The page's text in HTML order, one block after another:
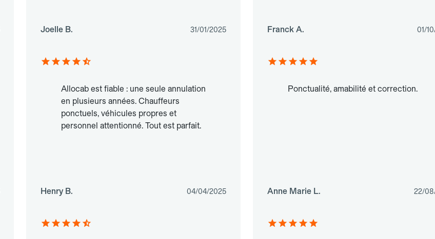
Joelle B. 31/01/2025 Franck A. 01/
Allocab est fiable : une seule annulation
en plusieurs années. Chauffeurs
ponctuels, véhicules propres et
personnel attentionné. Tout est parfait.
Henry B. 04/04/2025
Ponctualité, amabilité et correction.
Anne Marie L. 22/